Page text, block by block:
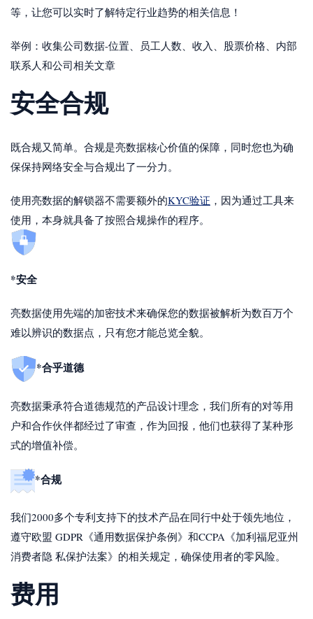
等，让您可以实时了解特定行业趋势的相关信息！
举例：收集公司数据-位置、员工人数、收入、股票价格、内部
联系人和公司相关文章
安全合规
既合规又简单。合规是亮数据核心价值的保障，同时您也为确
保保持网络安全与合规出了一分力。
使用亮数据的解锁器不需要额外的KYC验证 ，因为通过工具来
使用，本身就具备了按照合规操作的程序。
*安全
亮数据使用先端的加密技术来确保您的数据被解析为数百万个
难以辨识的数据点，只有您才能总览全貌。
*合乎道德
亮数据秉承符合道德规范的产品设计理念，我们所有的对等用
户和合作伙伴都经过了审查，作为回报，他们也获得了某种形
式的增值补偿。
*合规
我们2000多个专利支持下的技术产品在同行中处于领先地位，
遵守欧盟 GDPR《通用数据保护条例》和CCPA《加利福尼亚州
消费者隐 私保护法案》的相关规定，确保使用者的零风险。
费用